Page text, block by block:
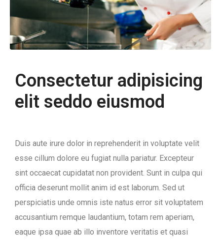
Consectetur adipisicing
elit seddo eiusmod
Duis aute irure dolor in reprehenderit in voluptate velit
esse cillum dolore eu fugiat nulla pariatur. Excepteur
sint occaecat cupidatat non provident. Sunt in culpa qui
officia deserunt mollit anim id est laborum. Sed ut
perspiciatis unde omnis iste natus error sit voluptatem
accusantium remque laudantium, totam rem aperiam,
eaque ipsa quae ab illo inventore veritatis et quasi